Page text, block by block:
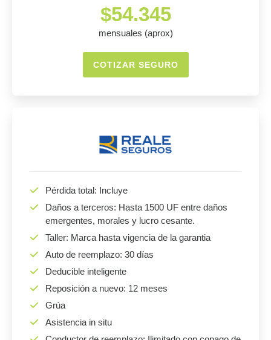
$54.345
mensuales (aprox)
COTIZAR SEGURO
Pérdida total: Incluye
Daños a terceros: Hasta 1500 UF entre daños
emergentes, morales y lucro cesante.
Taller: Marca hasta vigencia de la garantia
Auto de reemplazo: 30 días
Deducible inteligente
Reposición a nuevo: 12 meses
Grúa
Asistencia in situ